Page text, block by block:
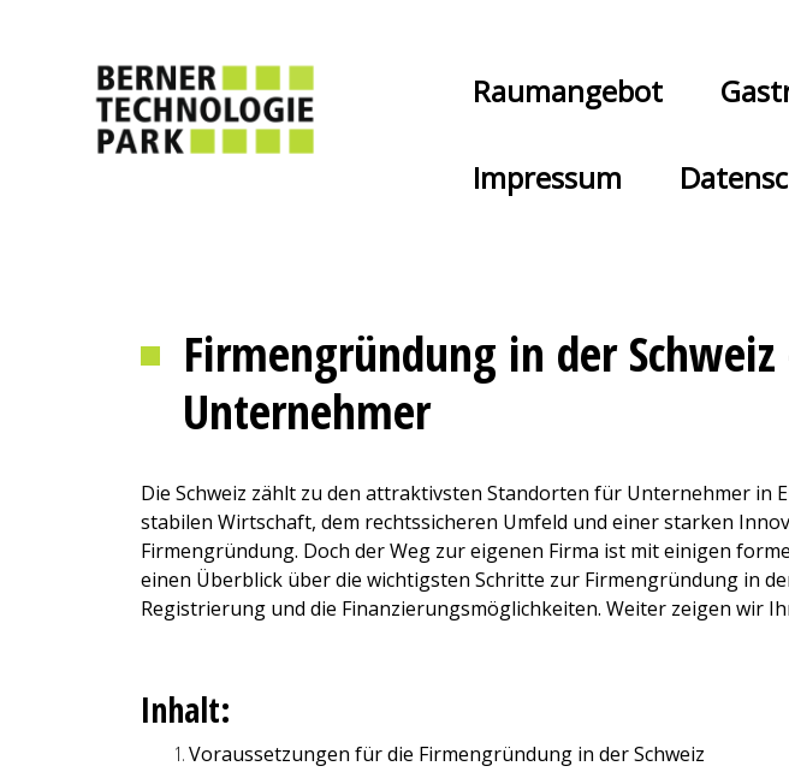
Raumangebot
Impressum
Firmengründung in der
Unternehmer
Die Schweiz zählt zu den attraktivsten Standorten für Unternehmer
stabilen Wirtschaft, dem rechtssicheren Umfeld und einer starken
Firmengründung. Doch der Weg zur eigenen Firma ist mit einigen
einen Überblick über die wichtigsten Schritte zur Firmengründung in
Registrierung und die Finanzierungsmöglichkeiten. Weiter zeigen wir
Inhalt:
Voraussetzungen für die Firmengründung in der Schweiz